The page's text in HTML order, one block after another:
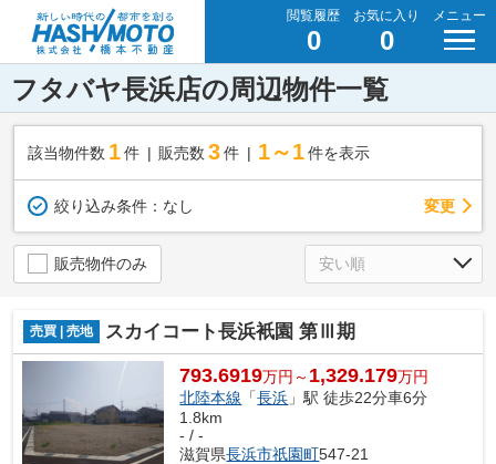
閲覧履歴
0
お気に入り
0
メニュー
フタバヤ長浜店の周辺物件一覧
該当物件数 1件 販売数 3 件 1～1 件を表示
絞り込み条件： なし 変更
販売物件のみ
売買 | 売地 スカイコート長浜衹園 第Ⅲ期
793.6919万円～ 1,329.179万円
北陸本線 「長浜 」駅 徒歩22分車6分
1.8km
- / -
滋賀県長浜市祇園町547-21